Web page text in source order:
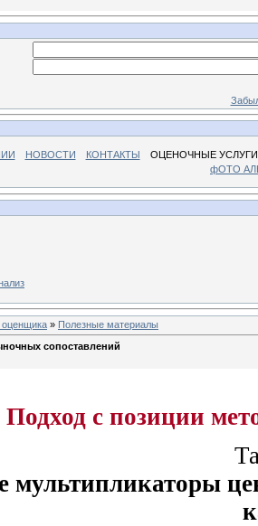
НОВОСТИ КОНТАКТЫ
ОЦЕНОЧНЫЕ УСЛУГИ
фОТО
оценщика » Полезные материалы
сопоставлений
Подход с позиции
мультипликаторы